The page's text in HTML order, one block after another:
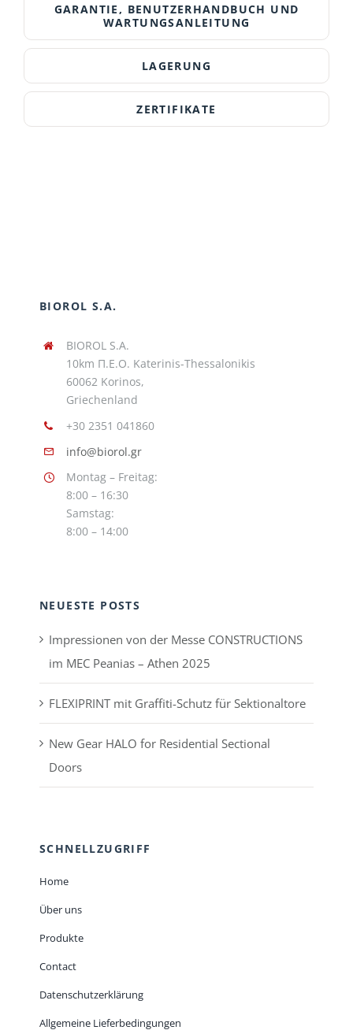
GARANTIE, BENUTZERHANDBUCH UND
WARTUNGSANLEITUNG
LAGERUNG
ZERTIFIKATE
BIOROL S.A.
BIOROL S.A.
10km Π.Ε.Ο. Katerinis-Thessalonikis
60062 Korinos,
Griechenland
+30 2351 041860
info@biorol.gr
Montag – Freitag:
8:00 – 16:30
Samstag:
8:00 – 14:00
NEUESTE POSTS
Impressionen von der Messe CONSTRUCTIONS
im MEC Peanias – Athen 2025
FLEXIPRINT mit Graffiti-Schutz für Sektionaltore
New Gear HALO for Residential Sectional
Doors
SCHNELLZUGRIFF
Home
Über uns
Produkte
Contact
Datenschutzerklärung
Allgemeine Lieferbedingungen